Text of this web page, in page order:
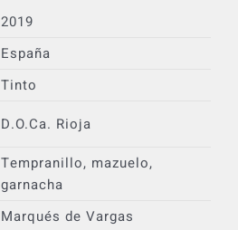
2019
España
Tinto
D.O.Ca. Rioja
Tempranillo, mazuelo,
garnacha
Marqués de Vargas